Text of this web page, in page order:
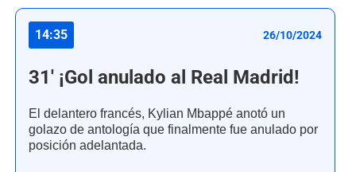
14:35 26/10/2024
31' ¡Gol anulado al Real Madrid!
El delantero francés, Kylian Mbappé anotó un
golazo de antología que finalmente fue anulado por
posición adelantada.